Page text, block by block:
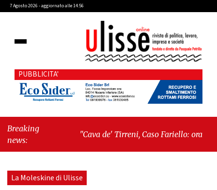
7 Agosto 2026 - aggiornato alle 14:56
PUBBLICITA'
Breaking
news:
"Cava de' Tirreni, Caso Fariello: ora torniamo
esiste"
La Moleskine di Ulisse